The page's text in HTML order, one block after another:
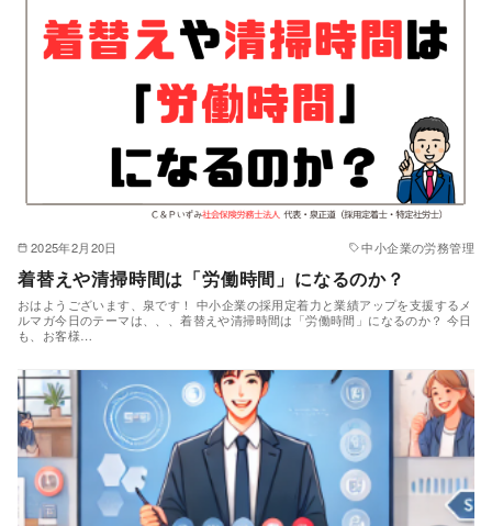
2025年2月20日 中小企業の労務管理
着替えや清掃時間は「労働時間」になるのか？
おはようございます、泉です！ 中小企業の採用定着力と業績アップを支援するメ
ルマガ今日のテーマは、、、着替えや清掃時間は「労働時間」になるのか？ 今日
も、お客様…